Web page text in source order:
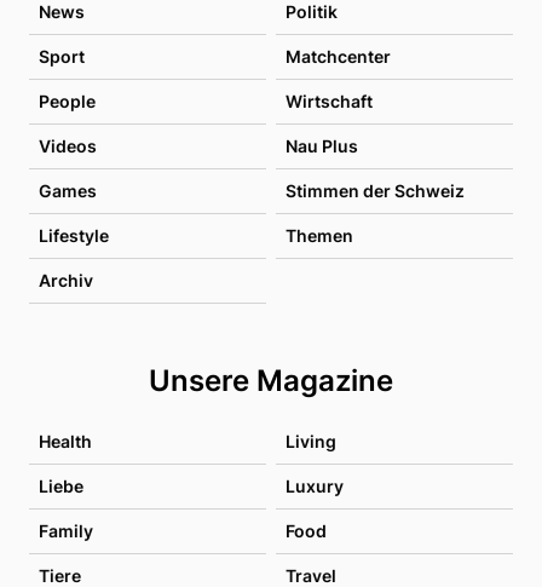
News Politik
Sport Matchcenter
People Wirtschaft
Videos Nau Plus
Games Stimmen der Schweiz
Lifestyle Themen
Archiv
Unsere Magazine
Health Living
Liebe Luxury
Family Food
Tiere Travel